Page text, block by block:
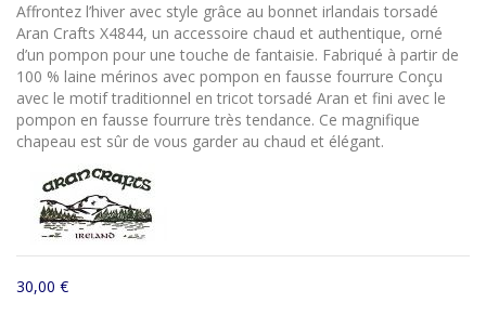
Affrontez l’hiver avec style grâce au bonnet irlandais torsadé
Aran Crafts X4844, un accessoire chaud et authentique, orné
d’un pompon pour une touche de fantaisie. Fabriqué à partir de
100 % laine mérinos avec pompon en fausse fourrure Conçu
avec le motif traditionnel en tricot torsadé Aran et fini avec le
pompon en fausse fourrure très tendance. Ce magnifique
chapeau est sûr de vous garder au chaud et élégant.
30,00 €